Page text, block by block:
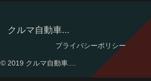
クルマ自動車...
プライバシーポリシー
© 2019 クルマ自動車....